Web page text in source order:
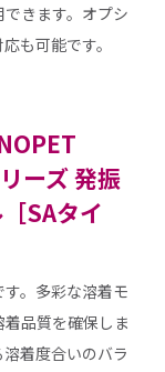
きます。オプシ
も可能です。
ーズ 発振
SAタイ
。多彩な溶着モ
品質を確保しま
着度合いのバラ